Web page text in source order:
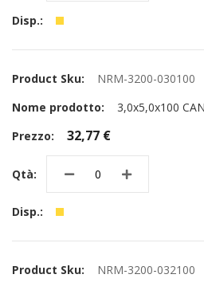
NRM-3200-030100
3,0x5,0x100
32,77 €
NRM-3200-032100